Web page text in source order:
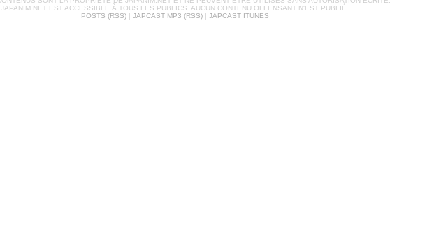
JAPANIM.NET EST ACCESSIBLE À TOUS LES PUBLICS. AUCUN CONTENU OFFENSANT N'EST PUBLIÉ.
POSTS (RSS)| JAPCAST MP3 (RSS)| JAPCAST ITUNES